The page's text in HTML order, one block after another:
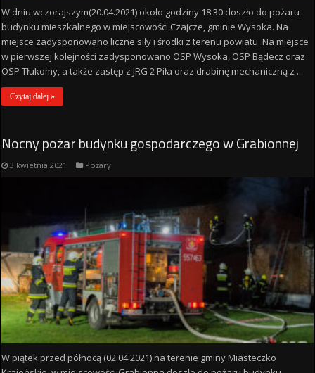
W dniu wczorajszym(20.04.2021) około godziny 18:30 doszło do pożaru
budynku mieszkalnego w miejscowości Czajcze, gminie Wysoka. Na
miejsce zadysponowano liczne siły i środki z terenu powiatu. Na miejsce
w pierwszej kolejności zadysponowano OSP Wysoka, OSP Bądecz oraz
OSP Tłukomy, a także zastęp z JRG 2 Piła oraz drabinę mechaniczną z ...
Czytaj dalej »
Nocny pożar budynku gospodarczego w Grabionnej
3 kwietnia 2021 Pożary
W piątek przed północą (02.04.2021) na terenie gminy Miasteczko